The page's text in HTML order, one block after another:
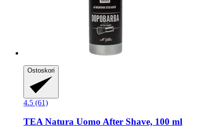
Ostoskori
4.5 (61)
TEA Natura Uomo After Shave, 100 ml